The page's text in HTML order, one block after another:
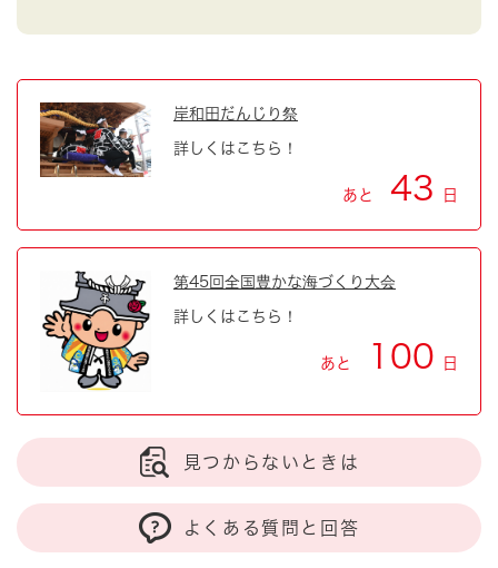
岸和田だんじり祭
詳しくはこちら！
あと 43 日
第45回全国豊かな海づくり大会
詳しくはこちら！
あと 100 日
見つからないときは
よくある質問と回答